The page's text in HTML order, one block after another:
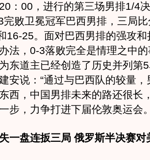
00，进行的第三场男排1/4决
完败卫冕冠军巴西男排，三局
16-25。面对巴西男排的强攻
法，0-3落败完全是情理之中
东道主已经创造了历史并列第
安说：“通过与巴西队的较量
西，中国男排未来的路还很长
步，力争打进下届伦敦奥运会
一盘连扳三局 俄罗斯半决赛对